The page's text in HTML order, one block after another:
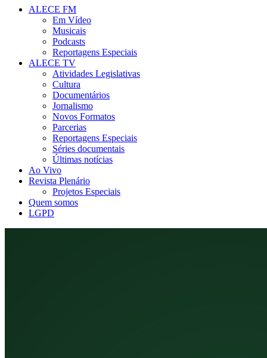
ALECE FM
Em Vídeo
Musicais
Podcasts
Reportagens Especiais
ALECE TV
Atividades Legislativas
Cultura
Documentários
Jornalismo
Novos Formatos
Parcerias
Reportagens Especiais
Séries documentais
Últimas notícias
Ao Vivo
Revista Plenário
Projetos Especiais
Quem somos
LGPD